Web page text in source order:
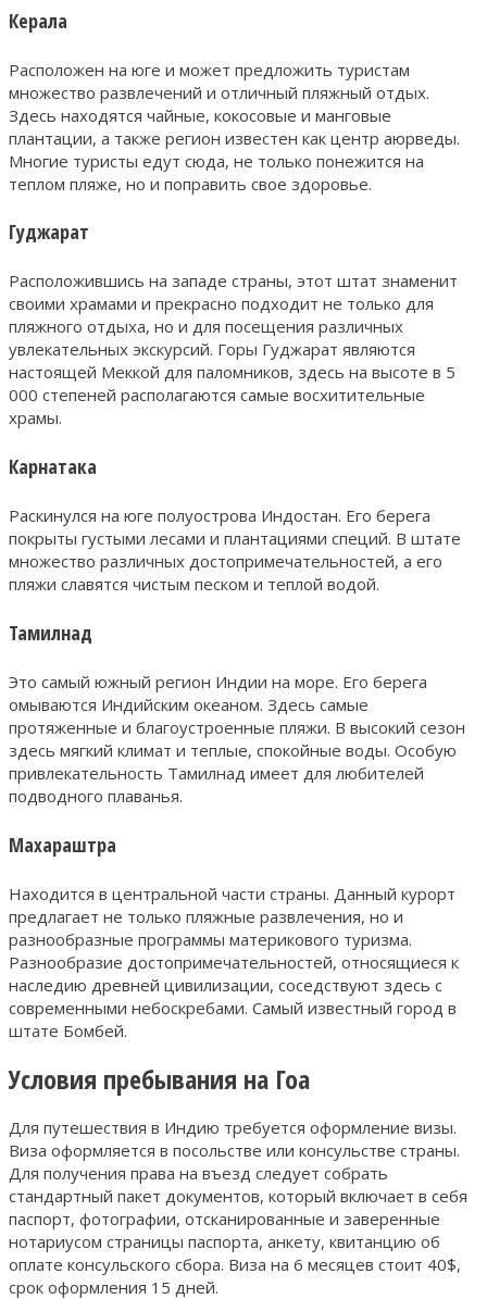
Керала
Расположен на юге и может предложить туристам
множество развлечений и отличный пляжный отдых.
Здесь находятся чайные, кокосовые и манговые
плантации, а также регион известен как центр аюрведы.
Многие туристы едут сюда, не только понежится на
теплом пляже, но и поправить свое здоровье.
Гуджарат
Расположившись на западе страны, этот штат знаменит
своими храмами и прекрасно подходит не только для
пляжного отдыха, но и для посещения различных
увлекательных экскурсий. Горы Гуджарат являются
настоящей Меккой для паломников, здесь на высоте в 5
000 степеней располагаются самые восхитительные
храмы.
Карнатака
Раскинулся на юге полуострова Индостан. Его берега
покрыты густыми лесами и плантациями специй. В штате
множество различных достопримечательностей, а его
пляжи славятся чистым песком и теплой водой.
Тамилнад
Это самый южный регион Индии на море. Его берега
омываются Индийским океаном. Здесь самые
протяженные и благоустроенные пляжи. В высокий сезон
здесь мягкий климат и теплые, спокойные воды. Особую
привлекательность Тамилнад имеет для любителей
подводного плаванья.
Махараштра
Находится в центральной части страны. Данный курорт
предлагает не только пляжные развлечения, но и
разнообразные программы материкового туризма.
Разнообразие достопримечательностей, относящиеся к
наследию древней цивилизации, соседствуют здесь с
современными небоскребами. Самый известный город в
штате Бомбей.
Условия пребывания на Гоа
Для путешествия в Индию требуется оформление визы.
Виза оформляется в посольстве или консульстве страны.
Для получения права на въезд следует собрать
стандартный пакет документов, который включает в себя
паспорт, фотографии, отсканированные и заверенные
нотариусом страницы паспорта, анкету, квитанцию об
оплате консульского сбора. Виза на 6 месяцев стоит 40$,
срок оформления 15 дней.